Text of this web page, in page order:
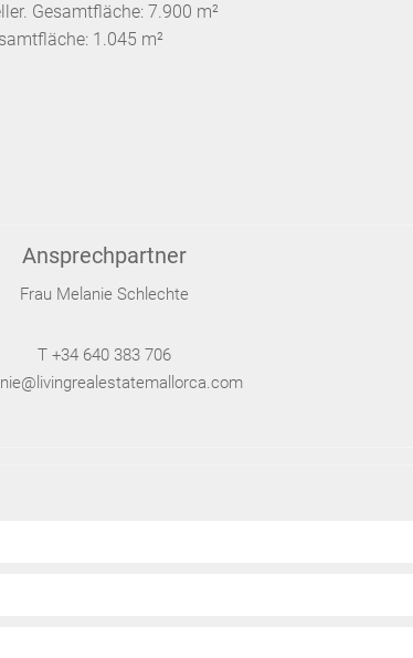
Gesamtfläche: 7.900 m²
1.045 m²
Ansprechpartner
Frau Melanie Schlechte
T +34 640 383 706